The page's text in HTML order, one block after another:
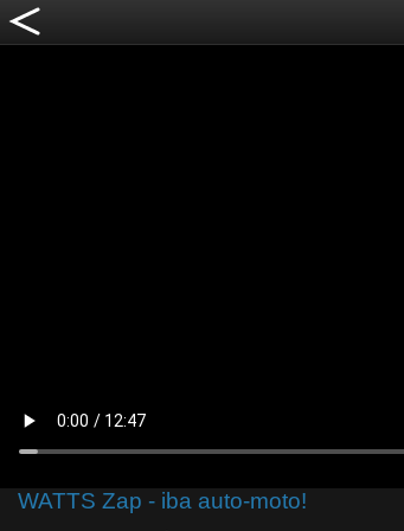
WATTS Zap - iba auto-moto!